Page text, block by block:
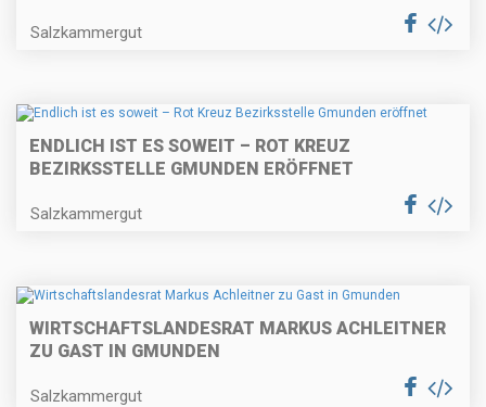
Salzkammergut
ENDLICH IST ES SOWEIT – ROT KREUZ
BEZIRKSSTELLE GMUNDEN ERÖFFNET
Salzkammergut
WIRTSCHAFTSLANDESRAT MARKUS ACHLEITNER
ZU GAST IN GMUNDEN
Salzkammergut